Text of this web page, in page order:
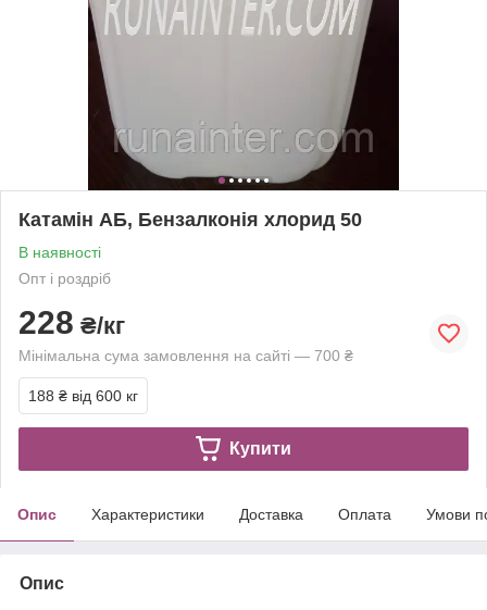
Катамін АБ, Бензалконія хлорид 50
В наявності
Опт і роздріб
228 ₴/кг
Мінімальна сума замовлення на сайті — 700 ₴
188 ₴ від 600 кг
Купити
Опис Характеристики Доставка Оплата Умови
Опис